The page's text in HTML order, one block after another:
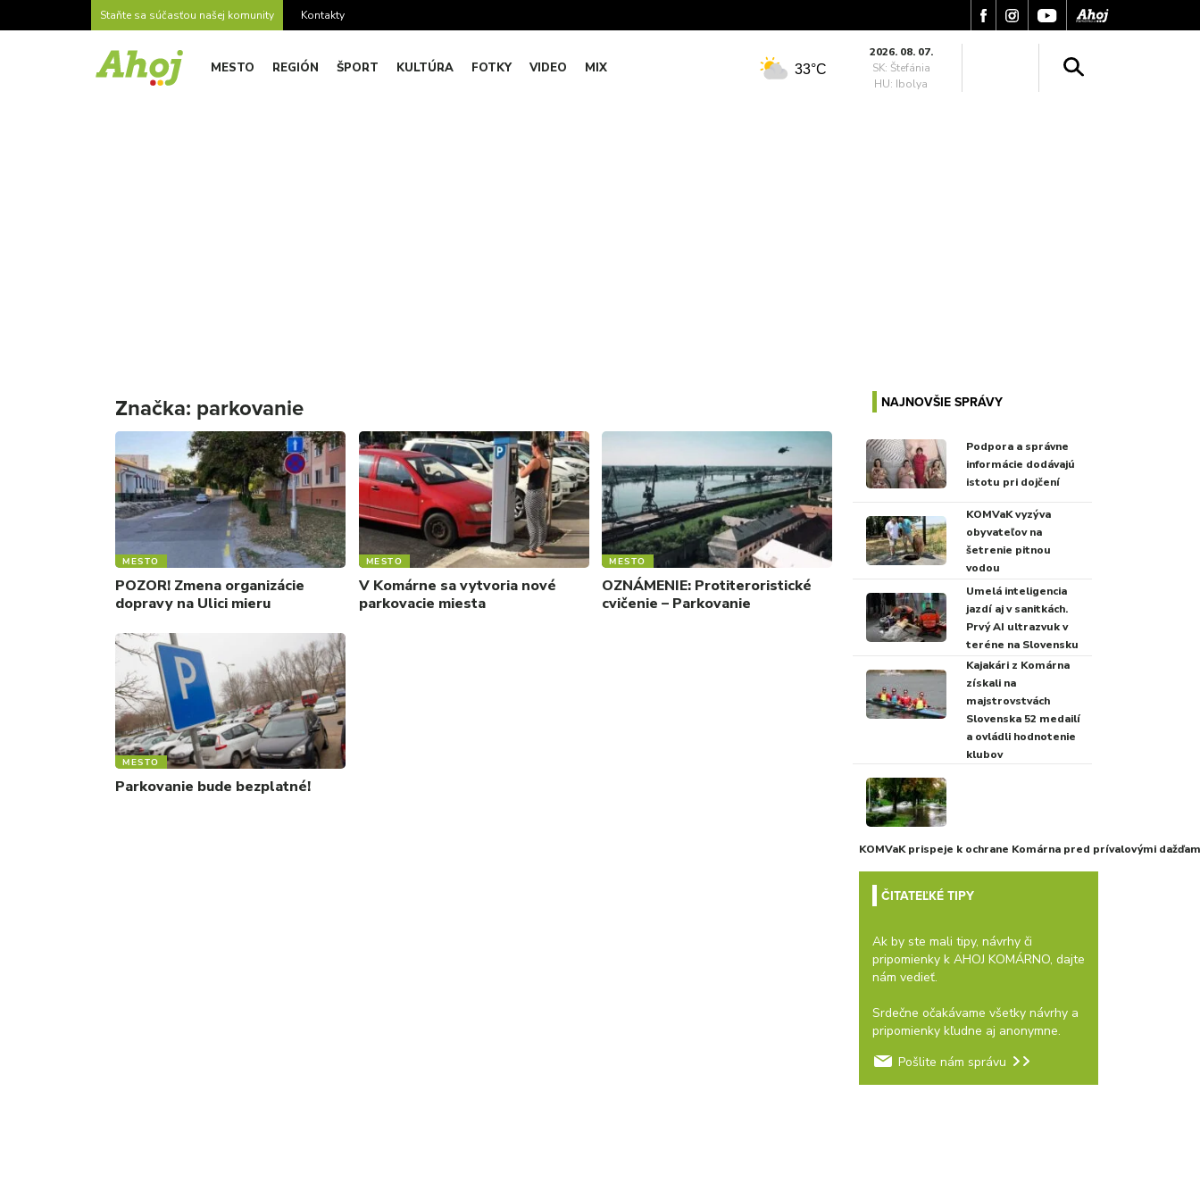
Staňte sa súčasťou našej komunity Kontakty
MESTO REGIÓN ŠPORT KULTÚRA FOTKY VIDEO MIX 33°C
2026. 08. 07.
SK: Štefánia
HU: Ibolya
Značka: parkovanie
MESTO
POZOR! Zmena organizácie
dopravy na Ulici mieru
MESTO
V Komárne sa vytvoria nové
parkovacie miesta
MESTO
OZNÁMENIE: Protiteroristické
cvičenie – Parkovanie
MESTO
Parkovanie bude bezplatné!
NAJNOVŠIE SPRÁVY
Podpora a správne
informácie dodávajú
istotu pri dojčení
KOMVaK vyzýva
obyvateľov na
šetrenie pitnou
vodou
Umelá inteligencia
jazdí aj v sanitkách.
Prvý AI ultrazvuk v
teréne na Slovensku
Kajakári z Komárna
získali na
majstrovstvách
Slovenska 52 medailí
a ovládli hodnotenie
klubov
KOMVaK prispeje k ochrane Komárna pred prívalovými
ČITATEĽKÉ TIPY
Ak by ste mali tipy, návrhy či
pripomienky k AHOJ KOMÁRNO, dajte
nám vedieť.
Srdečne očakávame všetky návrhy a
pripomienky kľudne aj anonymne.
Pošlite nám správu